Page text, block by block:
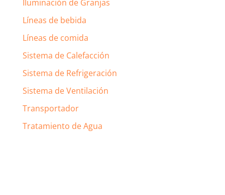
Iluminación de Granjas
Líneas de bebida
Líneas de comida
Sistema de Calefacción
Sistema de Refrigeración
Sistema de Ventilación
Transportador
Tratamiento de Agua